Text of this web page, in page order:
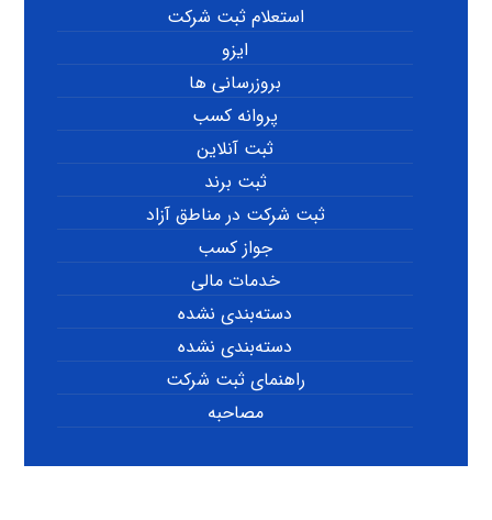
استعلام ثبت شرکت
ایزو
بروزرسانی ها
پروانه کسب
ثبت آنلاین
ثبت برند
ثبت شرکت در مناطق آزاد
جواز کسب
خدمات مالی
دسته‌بندی نشده
دسته‌بندی نشده
راهنمای ثبت شرکت
مصاحبه